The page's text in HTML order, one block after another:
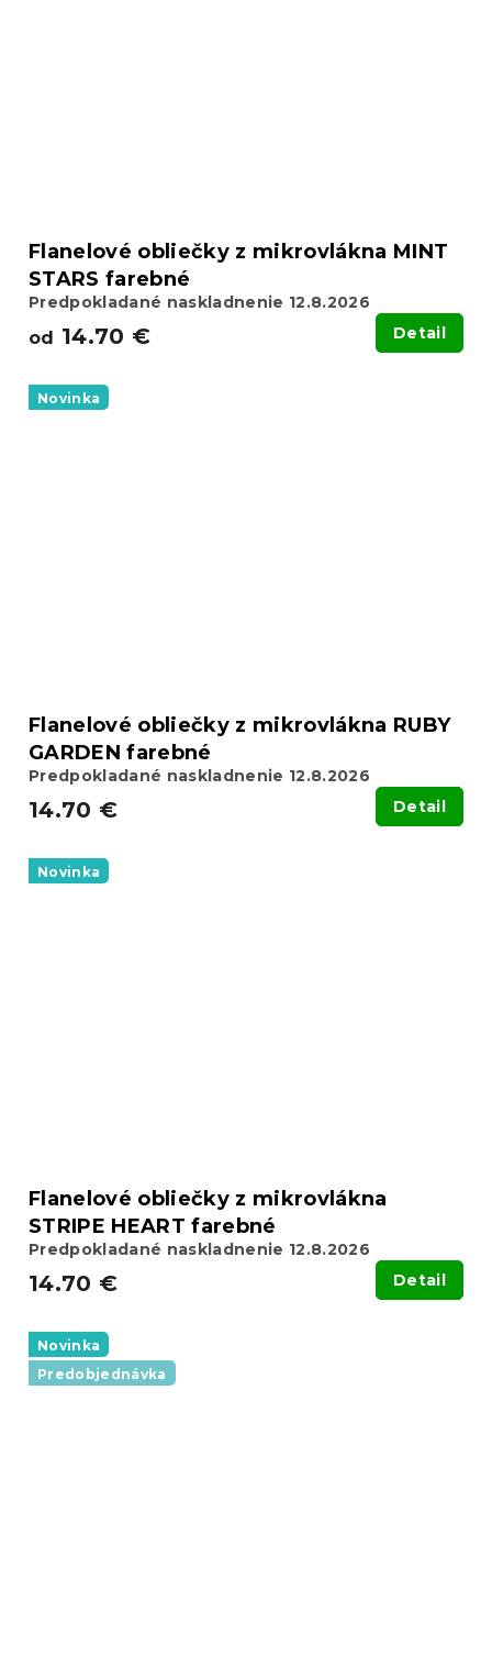
Flanelové obliečky z mikrovlákna MINT
STARS farebné
Predpokladané naskladnenie 12.8.2026
od 14.70 € Detail
Novinka
Flanelové obliečky z mikrovlákna RUBY
GARDEN farebné
Predpokladané naskladnenie 12.8.2026
14.70 € Detail
Novinka
Flanelové obliečky z mikrovlákna
STRIPE HEART farebné
Predpokladané naskladnenie 12.8.2026
14.70 € Detail
Novinka
Predobjednávka